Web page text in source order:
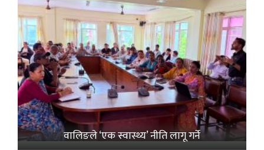
वालिङले ‘एक स्वास्थ्य’ नीति लागू गर्ने